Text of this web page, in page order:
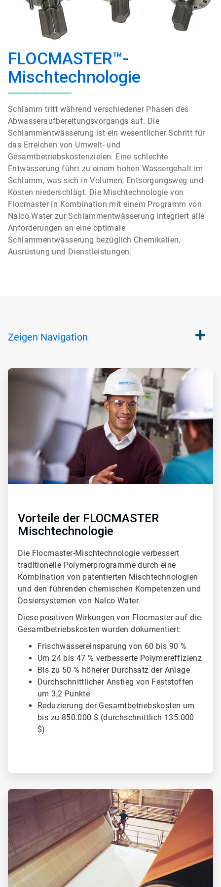
FLOCMASTER™-
Mischtechnologie
Schlamm tritt während verschiedener Phasen des
Abwasseraufbereitungsvorgangs auf. Die
Schlammentwässerung ist ein wesentlicher Schritt für
das Erreichen von Umwelt- und
Gesamtbetriebskostenzielen. Eine schlechte
Entwässerung führt zu einem hohen Wassergehalt im
Schlamm, was sich in Volumen, Entsorgungsweg und
Kosten niederschlägt. Die Mischtechnologie von
Flocmaster in Kombination mit einem Programm von
Nalco Water zur Schlammentwässerung integriert alle
Anforderungen an eine optimale
Schlammentwässerung bezüglich Chemikalien,
Ausrüstung und Dienstleistungen.
Zeigen Navigation
ArticleTile
Vorteile der FLOCMASTER
Mischtechnologie
Die Flocmaster-Mischtechnologie verbessert
traditionelle Polymerprogramme durch eine
Kombination von patentierten Mischtechnologien
und den führenden chemischen Kompetenzen und
Dosiersystemen von Nalco Water.
Diese positiven Wirkungen von Flocmaster auf die
Gesamtbetriebskosten wurden dokumentiert:
Frischwassereinsparung von 60 bis 90 %
Um 24 bis 47 % verbesserte Polymereffizienz
Bis zu 50 % höherer Durchsatz der Anlage
Durchschnittlicher Anstieg von Feststoffen
um 3,2 Punkte
Reduzierung der Gesamtbetriebskosten um
bis zu 850.000 $ (durchschnittlich 135.000
$)
ArticleTile
2